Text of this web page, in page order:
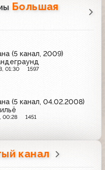
Большая
(5 канал, 2009)
01:30 1597
(5 канал, 04.02.2008)
00:28 1451
канал